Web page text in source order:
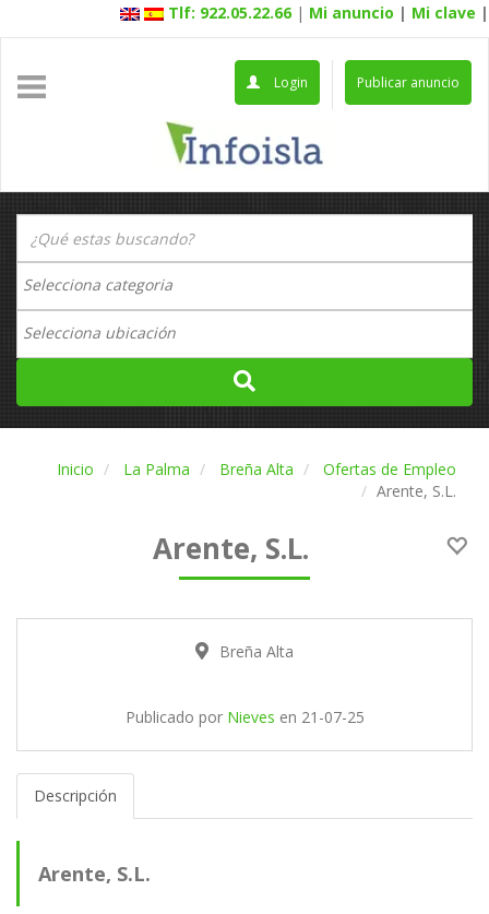
Tlf: 922.05.22.66 | Mi anuncio | Mi clave |
Publicar anuncio
Login
Inicio La Palma Breña Alta
Ofertas de Empleo
Arente, S.L.
Arente, S.L.
Breña Alta
Publicado por Nieves en 21-07-25
Descripción
Arente, S.L.